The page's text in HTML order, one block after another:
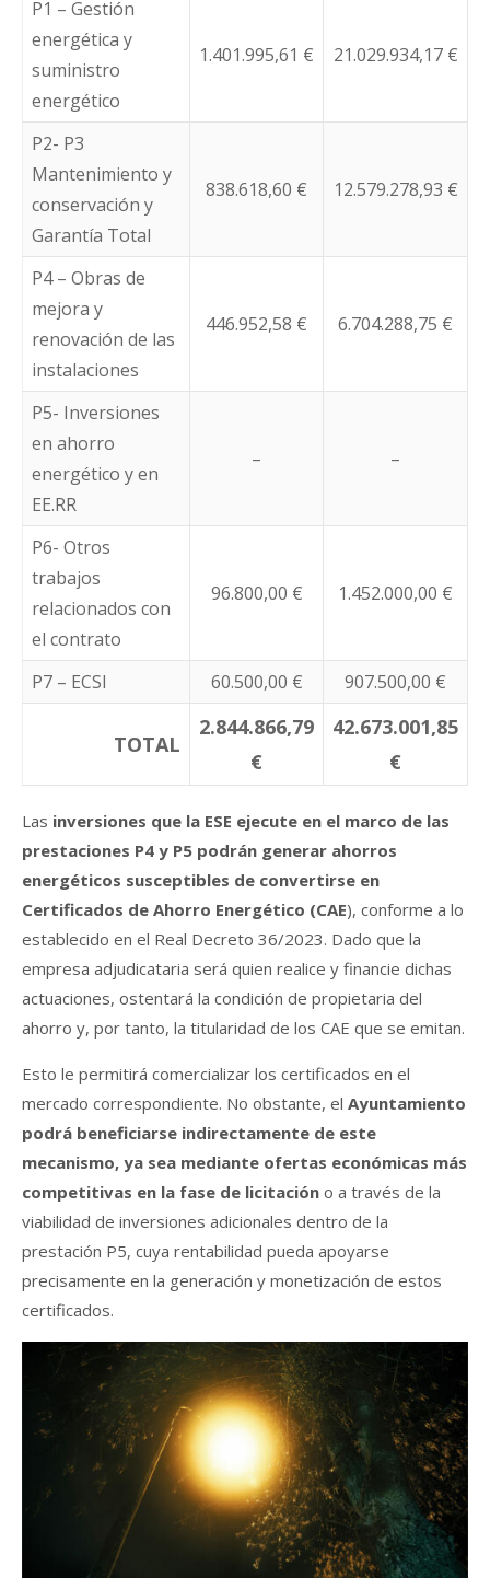
P1 – Gestión
energética y
suministro
energético
1.401.995,61 € 21.029.934,17 €
P2- P3
Mantenimiento y
conservación y
Garantía Total
838.618,60 € 12.579.278,93 €
P4 – Obras de
mejora y
renovación de las
instalaciones
446.952,58 € 6.704.288,75 €
P5- Inversiones
en ahorro
energético y en
EE.RR
– –
P6- Otros
trabajos
relacionados con
el contrato
96.800,00 € 1.452.000,00 €
P7 – ECSI 60.500,00 € 907.500,00 €
TOTAL
2.844.866,79
€
42.673.001,85
€
Las inversiones que la ESE ejecute en el marco de las
prestaciones P4 y P5 podrán generar ahorros
energéticos susceptibles de convertirse en
Certificados de Ahorro Energético (CAE), conforme a lo
establecido en el Real Decreto 36/2023. Dado que la
empresa adjudicataria será quien realice y financie dichas
actuaciones, ostentará la condición de propietaria del
ahorro y, por tanto, la titularidad de los CAE que se emitan.
Esto le permitirá comercializar los certificados en el
mercado correspondiente. No obstante, el Ayuntamiento
podrá beneficiarse indirectamente de este
mecanismo, ya sea mediante ofertas económicas más
competitivas en la fase de licitación o a través de la
viabilidad de inversiones adicionales dentro de la
prestación P5, cuya rentabilidad pueda apoyarse
precisamente en la generación y monetización de estos
certificados.